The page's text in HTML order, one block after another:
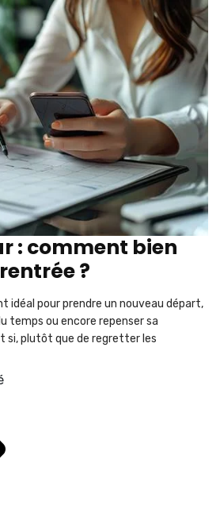
: comment bien
?
idéal pour prendre un nouveau départ,
temps ou encore repenser sa
si, plutôt que de regretter les